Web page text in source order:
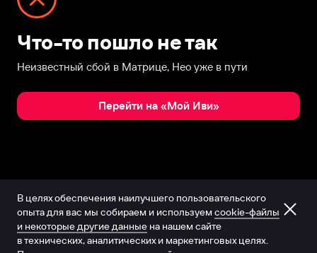
Что-то пошло не так
Неизвестный сбой в Матрице, Нео уже в пути
Перейти на «Мой Иви»
В целях обеспечения наилучшего пользовательского
опыта для вас мы собираем и используем cookie-файлы
и некоторые другие данные на нашем сайте
в технических, аналитических и маркетинговых целях.